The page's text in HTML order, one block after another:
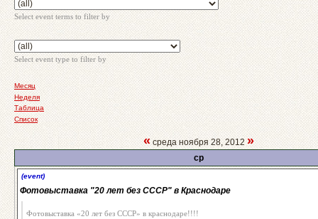
Select event terms to filter by
Select event type to filter by
Месяц
Неделя
Таблица
Список
«среда ноября 28, 2012 »
ср
(event)
Фотовыставка "20 лет без СССР" в Краснодаре
Фотовыставка «20 лет без СССР» в краснодаре!!!!